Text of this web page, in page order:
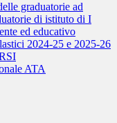
graduatorie ad
di istituto di I
ed educativo
2024-25 e 2025-26
ATA